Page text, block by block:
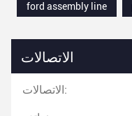
ford assembly line
الاتصالات
الاتصالات: